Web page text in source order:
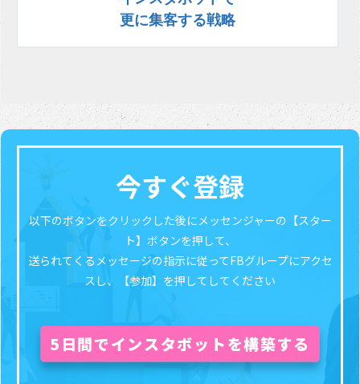
更に集客する戦略
今すぐ登録
以下のボタンをクリックした後にメッセンジャーの【スター
ト】ボタンを押して、
送られてくるメッセージの指示に従ってFBグループにアクセ
スし、【参加】を押してしてください
5日間でインスタボットを構築する